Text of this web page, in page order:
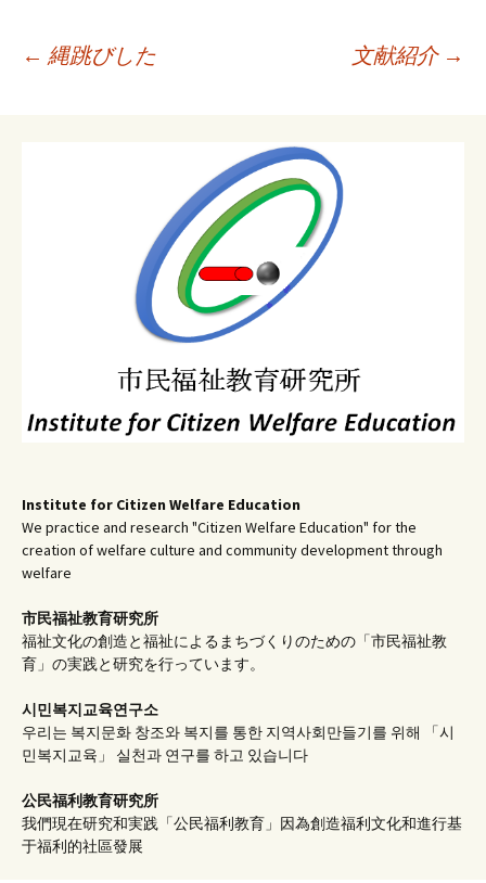
← 縄跳びした 文献紹介 →
Institute for Citizen Welfare Education
We practice and research "Citizen Welfare Education" for the
creation of welfare culture and community development through
welfare
市民福祉教育研究所
福祉文化の創造と福祉によるまちづくりのための「市民福祉教
育」の実践と研究を行っています。
시민복지교육연구소
우리는 복지문화 창조와 복지를 통한 지역사회만들기를 위해 「시
민복지교육」 실천과 연구를 하고 있습니다
公民福利教育研究所
我們現在研究和実践「公民福利教育」因為創造福利文化和進行基
于福利的社區發展